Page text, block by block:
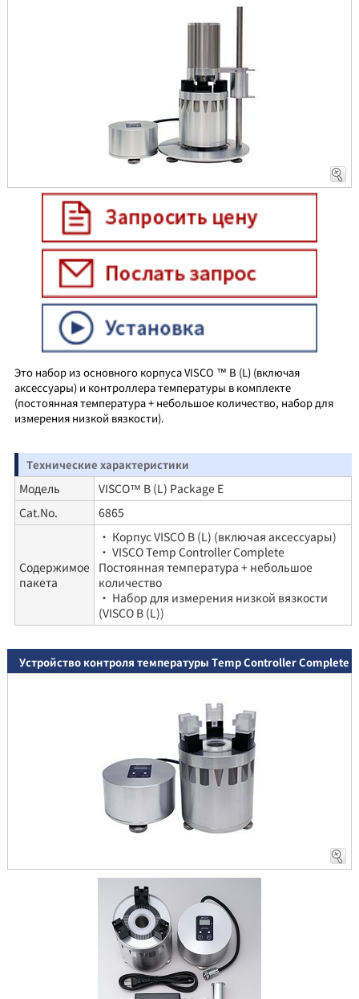
Это набор из основного корпуса VISCO ™ B (L) (включая
аксессуары) и контроллера температуры в комплекте
(постоянная температура + небольшое количество, набор для
измерения низкой вязкости).
Технические характеристики
Модель
VISCO™ B (L) Package E
Cat.No.
6865
Содержимое
пакета
・ Корпус VISCO B (L) (включая аксессуары)
・ VISCO Temp Controller Complete
Постоянная температура + небольшое
количество
・ Набор для измерения низкой вязкости
(VISCO B (L))
Устройство контроля температуры Temp Controller Complete